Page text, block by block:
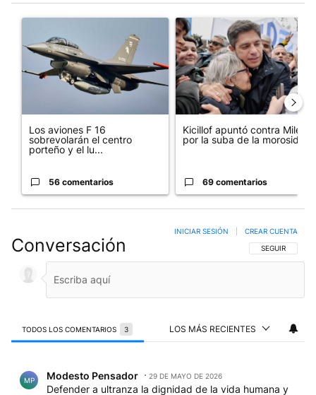
Este listado muestra los artículos con más comentarios en los
Un artículo de tendencia con el título "Los aviones F 16
Los aviones F 16
sobrevolarán el centro
porteño y el lu...
56 comentarios
Un artículo de tendencia con
Kicillof apuntó contra Milei
por la suba de la morosida...
69 comentarios
Conversación SIGA ESTA
SEGUIR
INICIAR SESIÓN CREAR CUENTA
TODOS LOS COMENTARIOS 3 LOS MÁS RECIENTES
MP Modesto Pensador 29 DE MAYO DE 2026
Defender a ultranza la dignidad de la vida humana y